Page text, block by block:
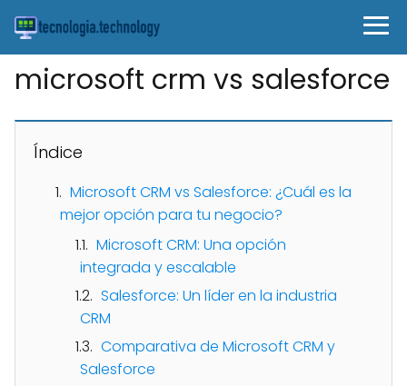
microsoft crm vs salesforce
Índice
Microsoft CRM vs Salesforce: ¿Cuál es la
mejor opción para tu negocio?
Microsoft CRM: Una opción
integrada y escalable
Salesforce: Un líder en la industria
CRM
Comparativa de Microsoft CRM y
Salesforce